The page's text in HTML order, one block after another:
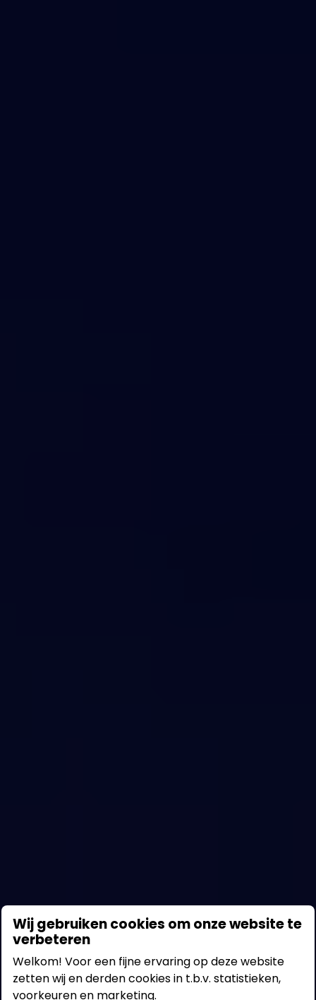
Het nummer 1 open
innovatieplatform
Waar startups en mkb’s de uitdagingen
Wij gebruiken cookies om onze website te
verbeteren
Welkom! Voor een fijne ervaring op deze website
zetten wij en derden cookies in t.b.v. statistieken,
voorkeuren en marketing.